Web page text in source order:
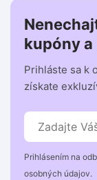
kupóny
Prihláste sa k
získate
Prihlásením na
osobných údajov.